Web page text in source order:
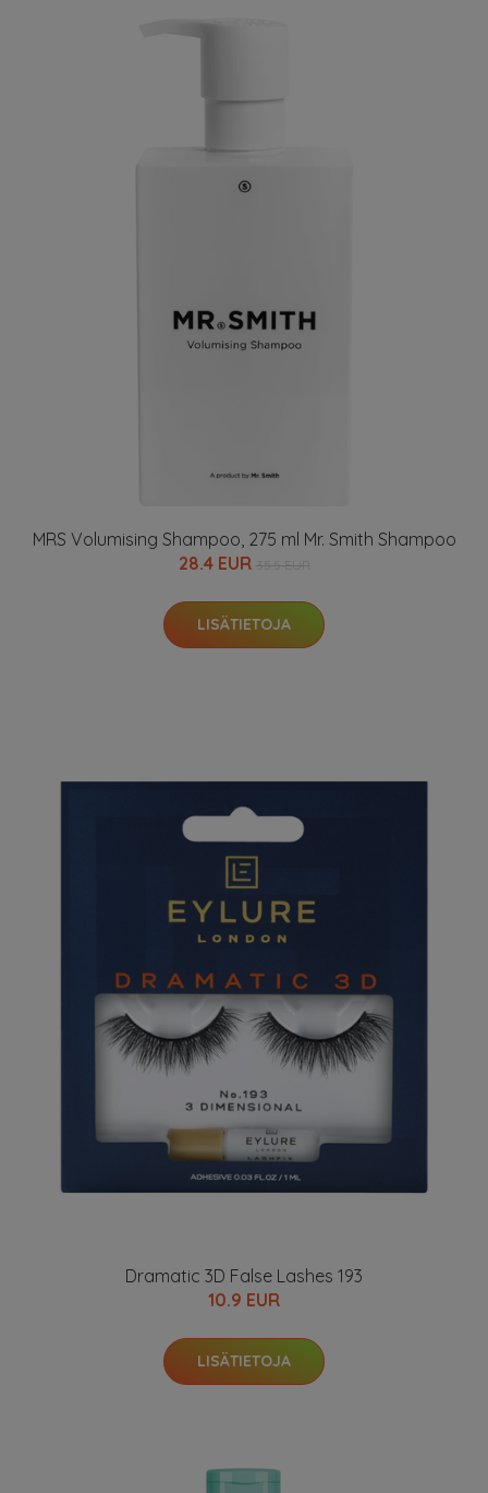
MRS Volumising Shampoo, 275 ml Mr. Smith Shampoo
28.4 EUR
LISÄTIETOJA
Dramatic 3D False Lashes 193
10.9 EUR
LISÄTIETOJA